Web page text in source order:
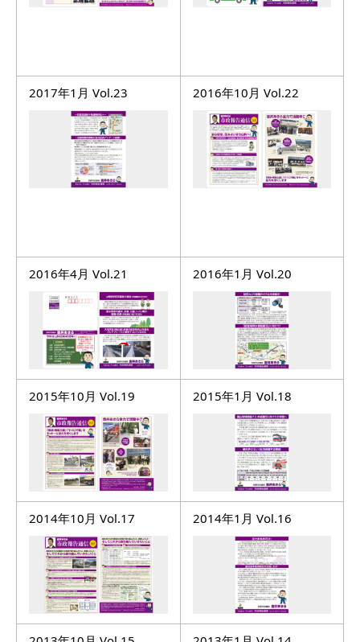
2017年1月 Vol.23 2016年10月 Vol.22
2016年4月 Vol.21 2016年1月 Vol.20
2015年10月 Vol.19 2015年1月 Vol.18
2014年10月 Vol.17 2014年1月 Vol.16